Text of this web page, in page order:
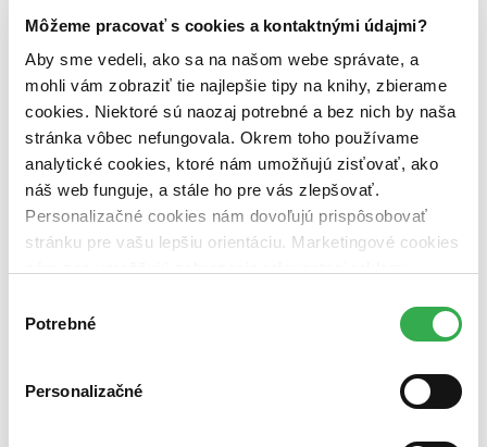
Môžeme pracovať s cookies a kontaktnými údajmi?
Aby sme vedeli, ako sa na našom webe správate, a
mohli vám zobraziť tie najlepšie tipy na knihy, zbierame
cookies. Niektoré sú naozaj potrebné a bez nich by naša
stránka vôbec nefungovala. Okrem toho používame
analytické cookies, ktoré nám umožňujú zisťovať, ako
náš web funguje, a stále ho pre vás zlepšovať.
Personalizačné cookies nám dovoľujú prispôsobovať
stránku pre vašu lepšiu orientáciu. Marketingové cookies
nám pomohlo, keby sme mohli používať všetky tieto
súhlasu
Potrebné
Personalizačné
predpredaj (0 titulov)predpredaj
pripravujeme (0 titulov)
pripravujeme
dostupná (bez vypredaných) (0 titulov)
dostupná (bez
vypredaných)
Nové / čítané
nová (0 titulov) nová
čítaná (0 titulov)
čítaná - výborný stav (0 titulov)čítaná - výborný stav
čítaná - mierne opotrebovaná (0 titulov)čítaná - mierne
opotrebovaná
Zúžiť výber